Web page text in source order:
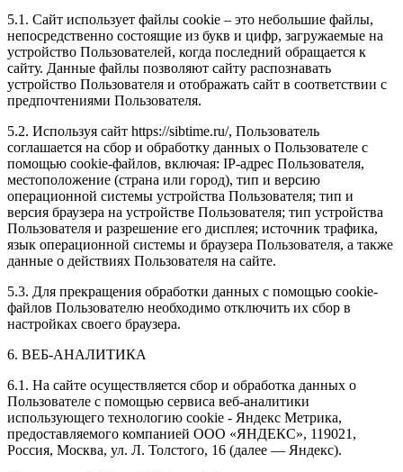
5.1. Сайт использует файлы cookie – это небольшие файлы,
непосредственно состоящие из букв и цифр, загружаемые на
устройство Пользователей, когда последний обращается к
сайту. Данные файлы позволяют сайту распознавать
устройство Пользователя и отображать сайт в соответствии с
предпочтениями Пользователя.
5.2. Используя сайт https://sibtime.ru/, Пользователь
соглашается на сбор и обработку данных о Пользователе с
помощью cookie-файлов, включая: IP-адрес Пользователя,
местоположение (страна или город), тип и версию
операционной системы устройства Пользователя; тип и
версия браузера на устройстве Пользователя; тип устройства
Пользователя и разрешение его дисплея; источник трафика,
язык операционной системы и браузера Пользователя, а также
данные о действиях Пользователя на сайте.
5.3. Для прекращения обработки данных с помощью cookie-
файлов Пользователю необходимо отключить их сбор в
настройках своего браузера.
6. ВЕБ-АНАЛИТИКА
6.1. На сайте осуществляется сбор и обработка данных о
Пользователе с помощью сервиса веб-аналитики
использующего технологию cookie - Яндекс Метрика,
предоставляемого компанией ООО «ЯНДЕКС», 119021,
Россия, Москва, ул. Л. Толстого, 16 (далее — Яндекс).